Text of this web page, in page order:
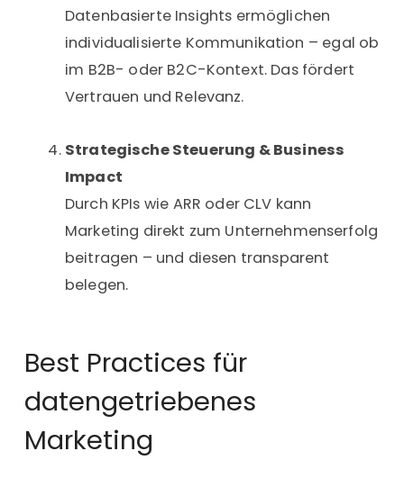
Datenbasierte Insights ermöglichen
individualisierte Kommunikation – egal ob
im B2B- oder B2C-Kontext. Das fördert
Vertrauen und Relevanz.
Strategische Steuerung & Business
Impact
Durch KPIs wie ARR oder CLV kann
Marketing direkt zum Unternehmenserfolg
beitragen – und diesen transparent
belegen.
Best Practices für
datengetriebenes
Marketing